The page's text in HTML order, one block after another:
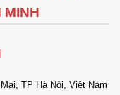
MINH
TP Hà Nội, Việt Nam